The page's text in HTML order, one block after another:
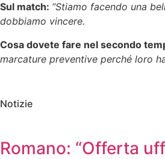
Sul match: “Stiamo facendo una
dobbiamo vincere.
Cosa dovete fare nel secondo
marcature preventive perché loro
Notizie
Romano: “Offerta